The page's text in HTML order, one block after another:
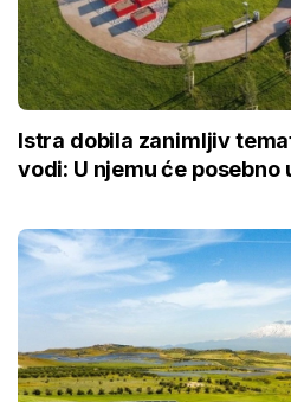
Istra dobila zanimljiv
vodi: U njemu će